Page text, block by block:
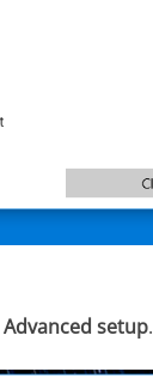
Advanced setup.